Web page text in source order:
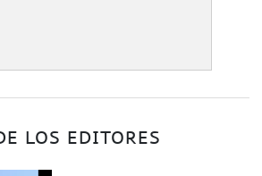
LOS EDITORES